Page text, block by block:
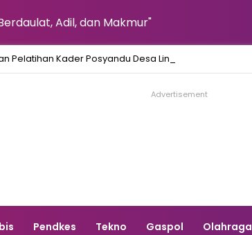
Adil, dan Makmur"
Pelatihan Kader Posyandu Desa Lingkar Tambang
Advertisement
Pendkes Tekno Gaspol Olahraga